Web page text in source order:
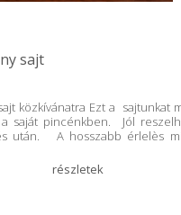
sajt
közkívánatra Ezt a sajtunkat
saját pincénkben. Jól
után. A hosszabb érlelès